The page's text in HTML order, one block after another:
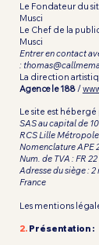
Le Fondateur du
Musci
Le Chef de la
Musci
Entrer en contact
:
La direction
Agence le 188/
Le site est hébergé
SAS au capital de
RCS Lille Métropole
Nomenclature APE
Num. de TVA : FR 22
Adresse du siège :
France
Les mentions
2. Présentation :